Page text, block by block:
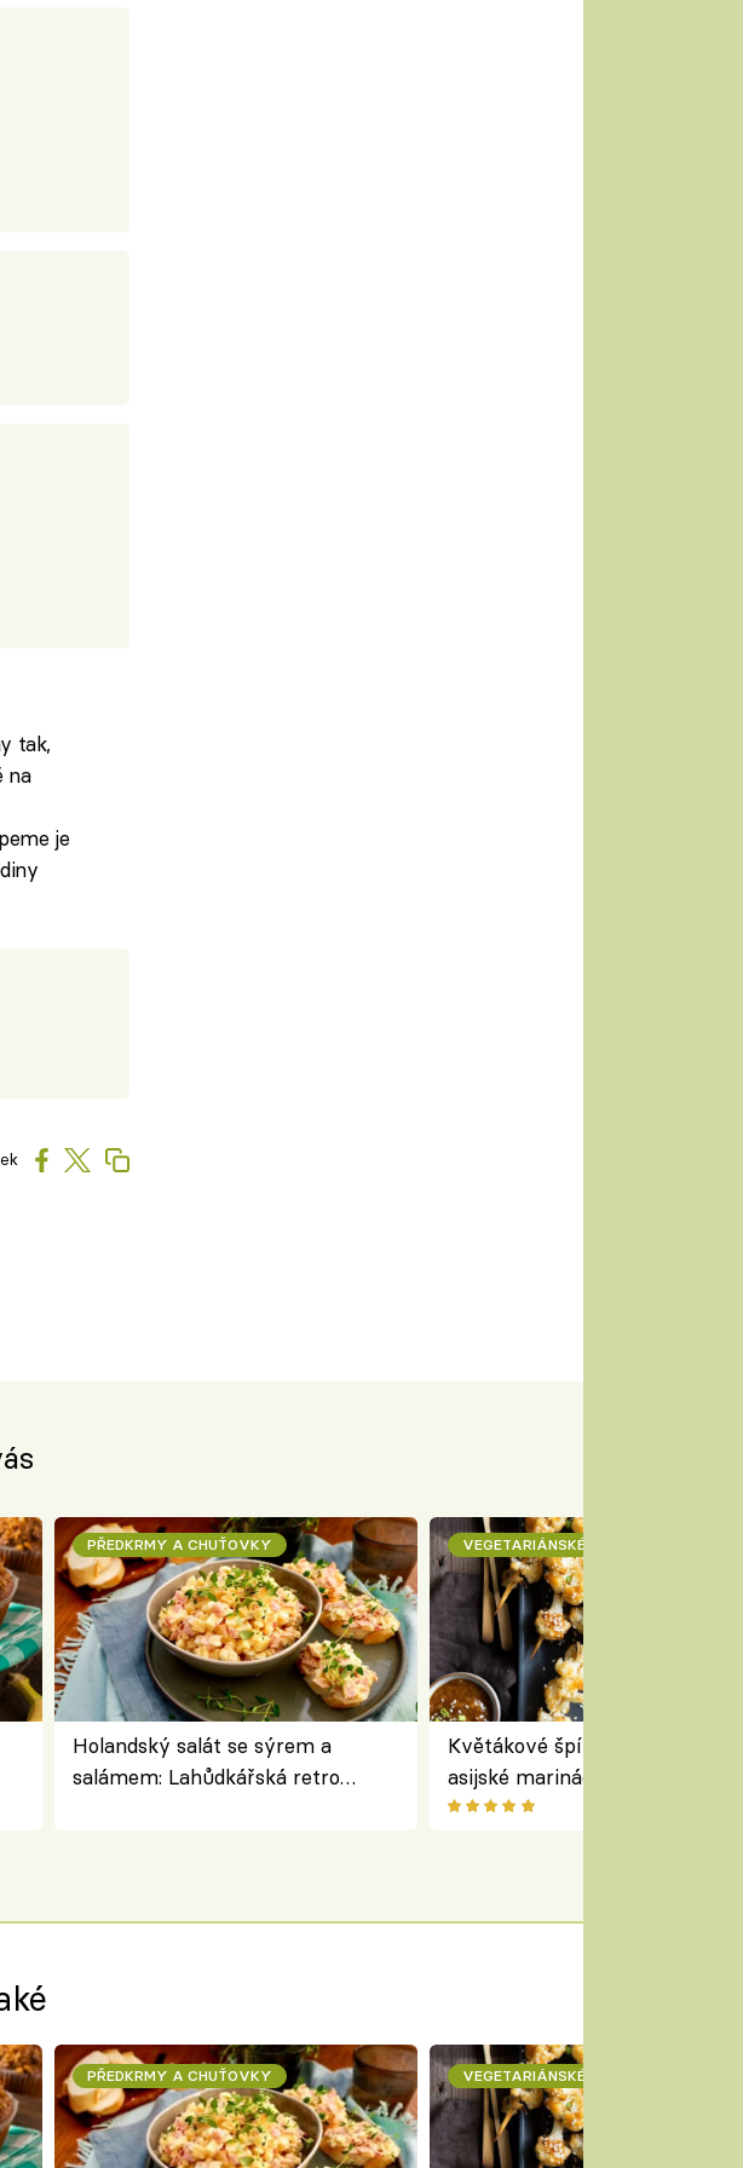
tak,
na
je
PŘEDKRMY A CHUŤOVKY
Holandský salát se sýrem a
salámem: Lahůdkářská retro
VEGETARIÁNSKÉ
Květákové špízy se sezamem
asijské marinádě –
chuťovka z grilu
PŘEDKRMY A CHUŤOVKY VEGETARIÁNSKÉ